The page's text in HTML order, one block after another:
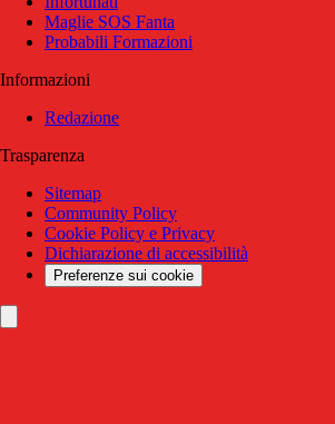
Maglie SOS Fanta
Probabili Formazioni
Informazioni
Redazione
Trasparenza
Sitemap
Community Policy
Cookie Policy e Privacy
Dichiarazione di accessibilità
Preferenze sui cookie